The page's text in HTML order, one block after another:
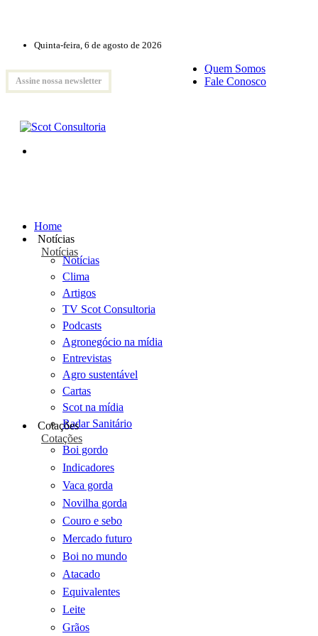
Quinta-feira, 6 de agosto de 2026
Assine nossa newsletter
Quem Somos
Fale Conosco
Home
Notícias
Notícias
Notícias
Clima
Artigos
TV Scot Consultoria
Podcasts
Agronegócio na mídia
Entrevistas
Agro sustentável
Cartas
Scot na mídia
Radar Sanitário
Cotações
Cotações
Boi gordo
Indicadores
Vaca gorda
Novilha gorda
Couro e sebo
Mercado futuro
Boi no mundo
Atacado
Equivalentes
Leite
Grãos